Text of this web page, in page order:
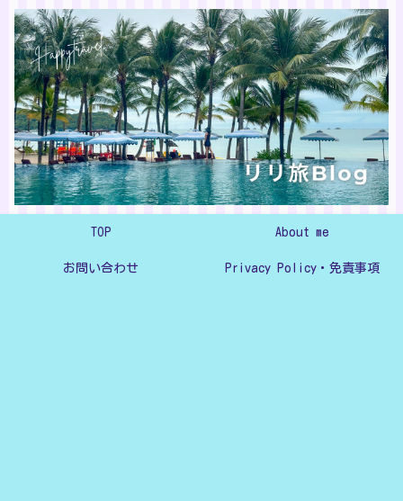
TOP About me
お問い合わせ Privacy Policy・免責事項